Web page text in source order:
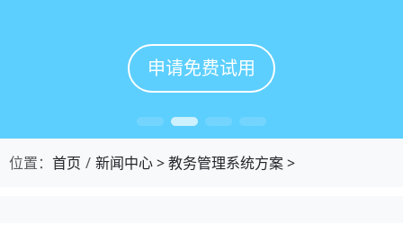
申请免费试用
申请免费试用
申请免费试用
申请免费试用
位置： 首页 新闻中心>教务管理系统方案>